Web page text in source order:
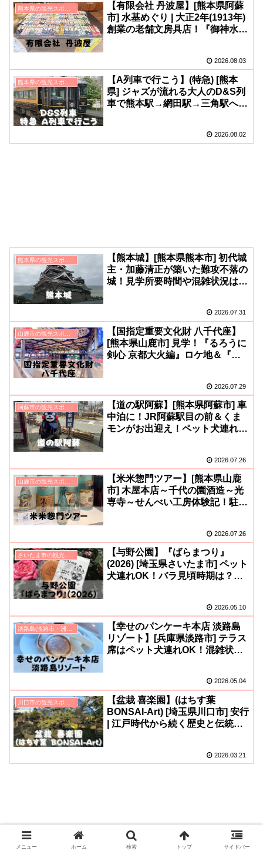
【有限会社 丹波屋】[熊本県阿蘇
市] 水基めぐり | 大正2年(1913年)
創業の老舗文房具店！『御神水お
2026.08.03
【A列車で行こう】(特急) [熊本
県] ジャズが流れる大人のD&S列
車で熊本駅→網田駅→三角駅へ！
2026.08.02
【熊本城】[熊本県熊本市] 初代城
主・加藤清正が築いた難攻不落の
城！見学所要時間や混雑状況は？
2026.07.31
【国指定重要文化財 八千代座】
[熊本県山鹿市] 見学！『るろうに
剣心 京都大火編』ロケ地＆『坂
2026.07.29
阿蘇市の観光スポット
【道の駅阿蘇】[熊本県阿蘇市] 車
中泊に！JR阿蘇駅目の前＆くま
モンがお出迎え！ペット犬連れ
2026.07.26
【米米惣門ツアー】[熊本県山鹿
市] 木屋本店～千代の園酒造～光
専寺～せんべい工房体験記！駐車
2026.07.26
さいたま市の観光スポット
【与野公園】『ばらまつり』
(2026) [埼玉県さいたま市] ペット
犬連れOK！バラ見頃時期は？ヨ
2026.05.10
【幸せのパンケーキ本店 淡路島
リゾート】[兵庫県淡路市] テラス
席はペット犬連れOK！混雑状況
2026.05.04
川口市の観光スポット
【盆栽 喜楽園】(はちす葉
BONSAI-Art) [埼玉県川口市] 安行
| 江戸時代から続く歴史と伝統！
2026.03.21
メニュー ホーム 検索 トップ サイドバー